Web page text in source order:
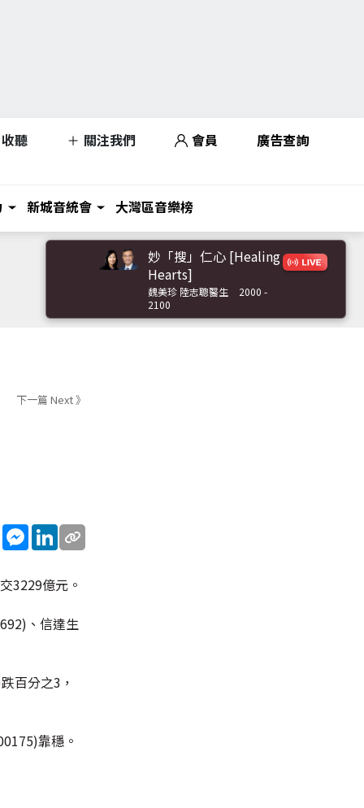
收聽 關注我們 會員 廣告查詢
新城音統會 大灣區音樂榜
妙「搜」仁心 [Healing
Hearts]
魏美珍 陸志聰醫生
2000 -
2100
下一篇 Next 》
WeChatMessenger
LinkedIn
3229億元。
、信達生
百分之3，
靠穩。